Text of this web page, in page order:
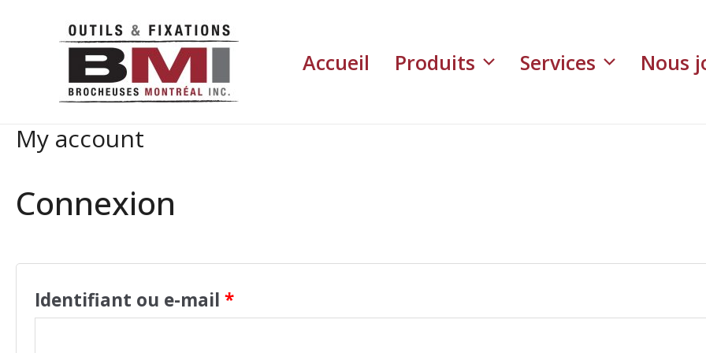
contenu
Accueil Produits Services Nous
My account
Connexion
Identifiant ou e-mail *